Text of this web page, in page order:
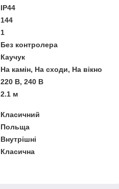
IP44
144
1
Без контролера
Каучук
На камін, На сходи, На вікно
220 В, 240 В
2.1 м
Класичний
Польща
Внутрішні
Класична